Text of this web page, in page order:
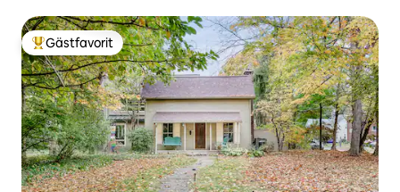
Populär gästfavorit
Gästfavorit